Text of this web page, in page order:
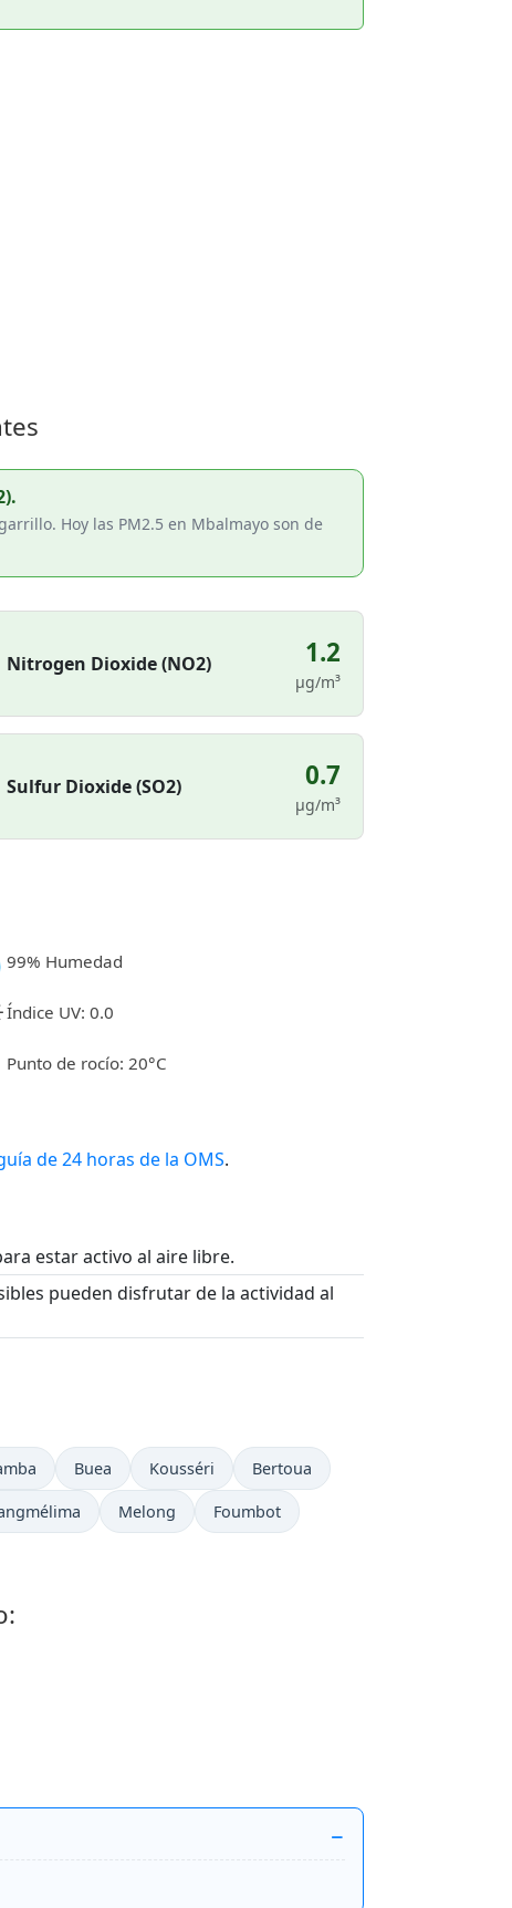
Hoy las PM2.5 en Mbalmayo son de
Nitrogen Dioxide (NO2) 1.2
µg/m³
Sulfur Dioxide (SO2) 0.7
µg/m³
99% Humedad
Índice UV: 0.0
Punto de rocío: 20°C
de 24 horas de la OMS.
estar activo al aire libre.
pueden disfrutar de la actividad al
Buea Kousséri Bertoua
Melong Foumbot